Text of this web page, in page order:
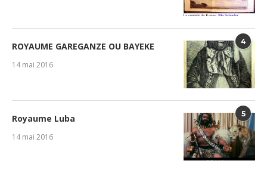
4
ROYAUME GAREGANZE OU BAYEKE
14 mai 2016
5
Royaume Luba
14 mai 2016